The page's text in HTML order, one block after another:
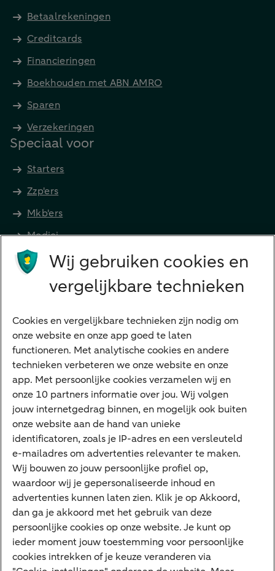
Betaalrekeningen
Creditcards
Financieringen
Boekhouden met ABN AMRO
Sparen
Verzekeringen
Speciaal voor
Starters
Zzp'ers
Mkb'ers
Medici
Advocaten en notarissen
Diensten
VraagHugo
Corporate Finance
Tikkie zakelijk
Cyber Veilig & Zeker
Private Banking
Interessant
Sectoren & trends
Ondernemersverhalen
Valutacentrum
Alles over PSD2
Business Community
Wij gebruiken cookies en
vergelijkbare technieken
Cookies en vergelijkbare technieken zijn nodig om
onze website en onze app goed te laten
functioneren. Met analytische cookies en andere
technieken verbeteren we onze website en onze
app. Met persoonlijke cookies verzamelen wij en
onze 10 partners informatie over jou. Wij volgen
jouw internetgedrag binnen, en mogelijk ook buiten
onze website aan de hand van unieke
identificatoren, zoals je IP-adres en een versleuteld
e-mailadres om advertenties relevanter te maken.
Wij bouwen zo jouw persoonlijke profiel op,
waardoor wij je gepersonaliseerde inhoud en
advertenties kunnen laten zien. Klik je op Akkoord,
dan ga je akkoord met het gebruik van deze
persoonlijke cookies op onze website. Je kunt op
ieder moment jouw toestemming voor persoonlijke
cookies intrekken of je keuze veranderen via